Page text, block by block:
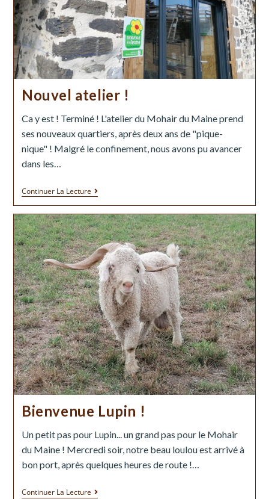
Nouvel atelier !
Ca y est ! Terminé ! L'atelier du Mohair du Maine prend
ses nouveaux quartiers, après deux ans de "pique-
nique" ! Malgré le confinement, nous avons pu avancer
dans les…
Continuer La Lecture
Bienvenue Lupin !
Un petit pas pour Lupin... un grand pas pour le Mohair
du Maine ! Mercredi soir, notre beau loulou est arrivé à
bon port, après quelques heures de route !…
Continuer La Lecture